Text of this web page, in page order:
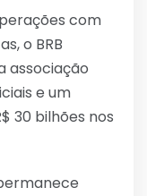
com
o BRB
associação
e um
30 bilhões nos